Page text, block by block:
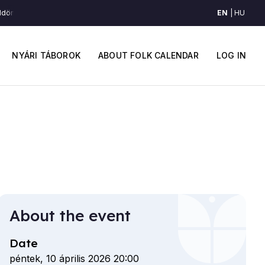
navigation
NYÁRI TÁBOROK ABOUT FOLK CALENDAR
menu
LOG IN
járogatok vala (Moldva) Hegyen-földön járogatok vala (Moldva)
HU
EN
About the event
Date
péntek, 10 április 2026 20:00